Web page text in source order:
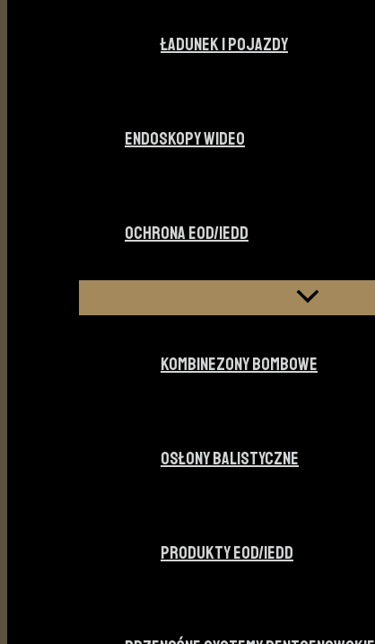
ŁADUNEK I POJAZDY
ENDOSKOPY WIDEO
OCHRONA EOD/IEDD
KOMBINEZONY BOMBOWE
OSŁONY BALISTYCZNE
PRODUKTY EOD/IEDD